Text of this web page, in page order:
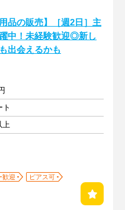
用品の販売】［週2日］主
中！未経験歓迎◎新し
出会えるかも
ト
上
歓迎
ピアス可